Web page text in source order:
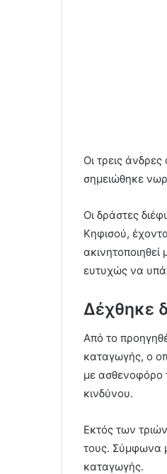
Οι τρεις
σημειώθηκε
Οι δράστες
Κηφισού,
ευτυχώς να
Δέχθηκε
Από το
καταγωγής, ο
με ασθενοφόρο
κινδύνου.
Εκτός των
τους. Σύμφωνα
καταγωγής.